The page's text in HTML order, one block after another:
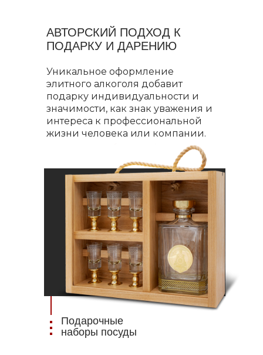
Уникальное оформление
элитного алкоголя добавит
подарку индивидуальности и
значимости, как знак уважения и
интереса к профессиональной
жизни человека или компании.
АВТОРСКИЙ ПОДХОД К
ПОДАРКУ И ДАРЕНИЮ
Подарочные
наборы посуды